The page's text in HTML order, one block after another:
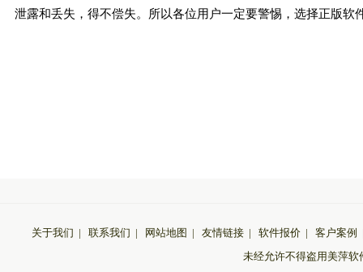
泄露和丢失，得不偿失。所以各位用户一定要警惕，选择正版
关于我们 | 联系我们 | 网站地图 | 友情链接 | 软件报价 | 客户案例
未经允许不得盗用美萍